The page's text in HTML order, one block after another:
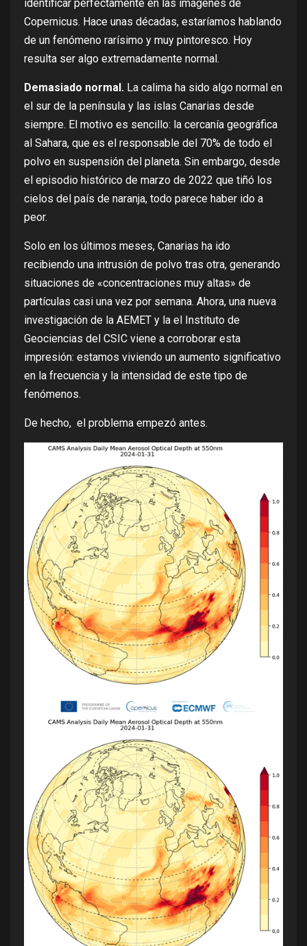
identificar perfectamente en las imágenes de
Copernicus. Hace unas décadas, estaríamos hablando
de un fenómeno rarísimo y muy pintoresco. Hoy
resulta ser algo extremadamente normal.
Demasiado normal. La calima ha sido algo normal en
el sur de la península y las islas Canarias desde
siempre. El motivo es sencillo: la cercanía geográfica
al Sahara, que es el responsable del 70% de todo el
polvo en suspensión del planeta. Sin embargo, desde
el episodio histórico de marzo de 2022 que tiñó los
cielos del país de naranja, todo parece haber ido a
peor.
Solo en los últimos meses, Canarias ha ido
recibiendo una intrusión de polvo tras otra, generando
situaciones de «concentraciones muy altas» de
partículas casi una vez por semana. Ahora, una nueva
investigación de la AEMET y la el Instituto de
Geociencias del CSIC viene a corroborar esta
impresión: estamos viviendo un aumento significativo
en la frecuencia y la intensidad de este tipo de
fenómenos.
De hecho, el problema empezó antes.